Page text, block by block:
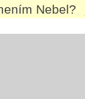
Nebel?